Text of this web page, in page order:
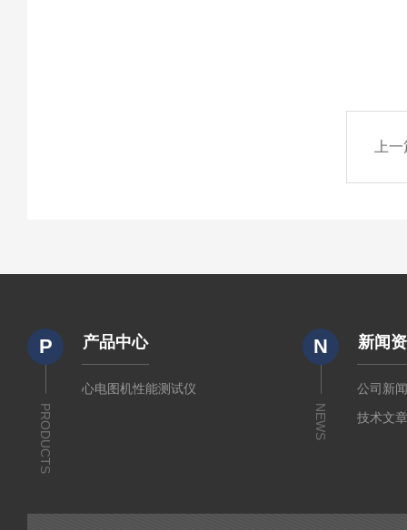
上
P
PRODUCTS
产品中心
心电图机性能测试仪
N
NEWS
新闻
公司新
技术文